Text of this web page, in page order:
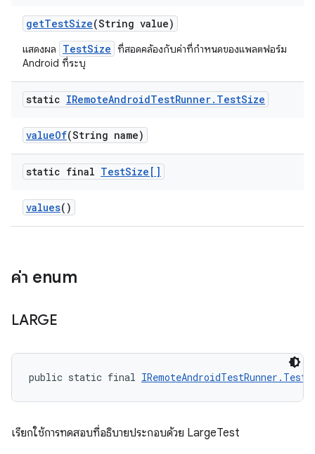
getTestSize(String value)
แสดงผล TestSize ที่สอดคล้องกับค่าที่กำหนดของแพลตฟอร์ม
Android ที่ระบุ
static IRemoteAndroidTestRunner. TestSize
valueOf(String name)
static final TestSize[]
values()
ค่า enum
LARGE
public static final
เรียกใช้การทดสอบที่อธิบายประกอบด้วย LargeTest